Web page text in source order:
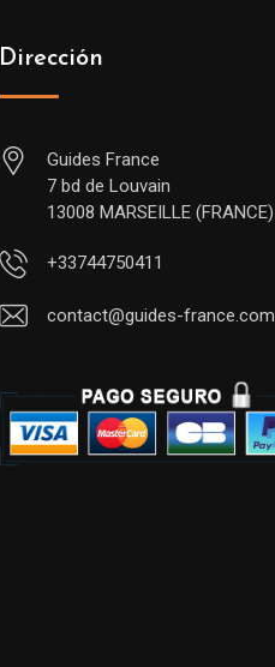
Dirección
Guides France
7 bd de Louvain
13008 MARSEILLE (FRANCE)
+33744750411
contact@guides-france.com